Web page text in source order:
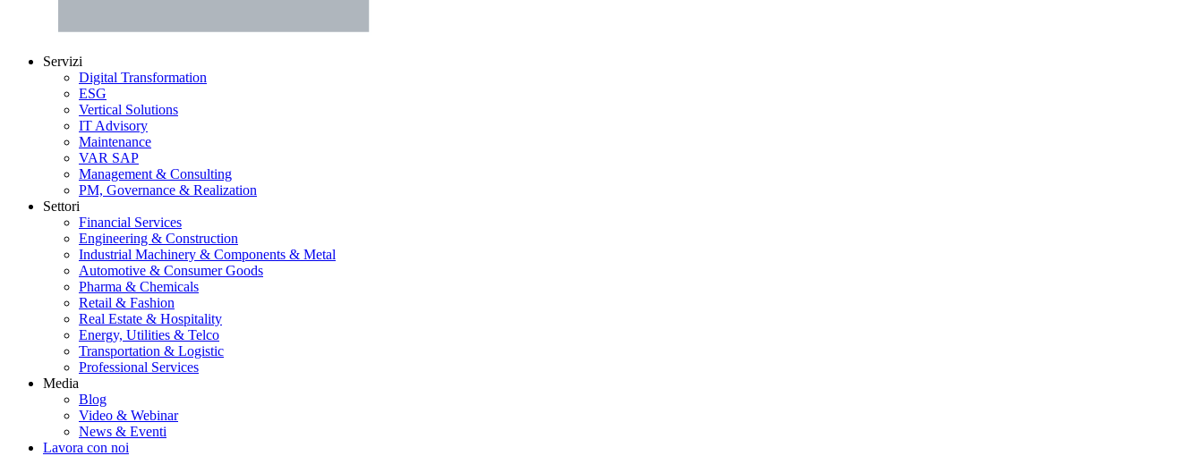
Servizi
Digital Transformation
ESG
Vertical Solutions
IT Advisory
Maintenance
VAR SAP
Management & Consulting
PM, Governance & Realization
Settori
Financial Services
Engineering & Construction
Industrial Machinery & Components & Metal
Automotive & Consumer Goods
Pharma & Chemicals
Retail & Fashion
Real Estate & Hospitality
Energy, Utilities & Telco
Transportation & Logistic
Professional Services
Media
Blog
Video & Webinar
News & Eventi
Lavora con noi